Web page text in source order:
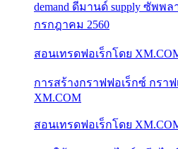
demand ดีมานด์ supply ซัพพล
กรกฎาคม 2560
สอนเทรดฟอเร็กโดย
การสร้างกราฟฟอเร็กซ์ กราฟ
XM.COM
สอนเทรดฟอเร็กโดย